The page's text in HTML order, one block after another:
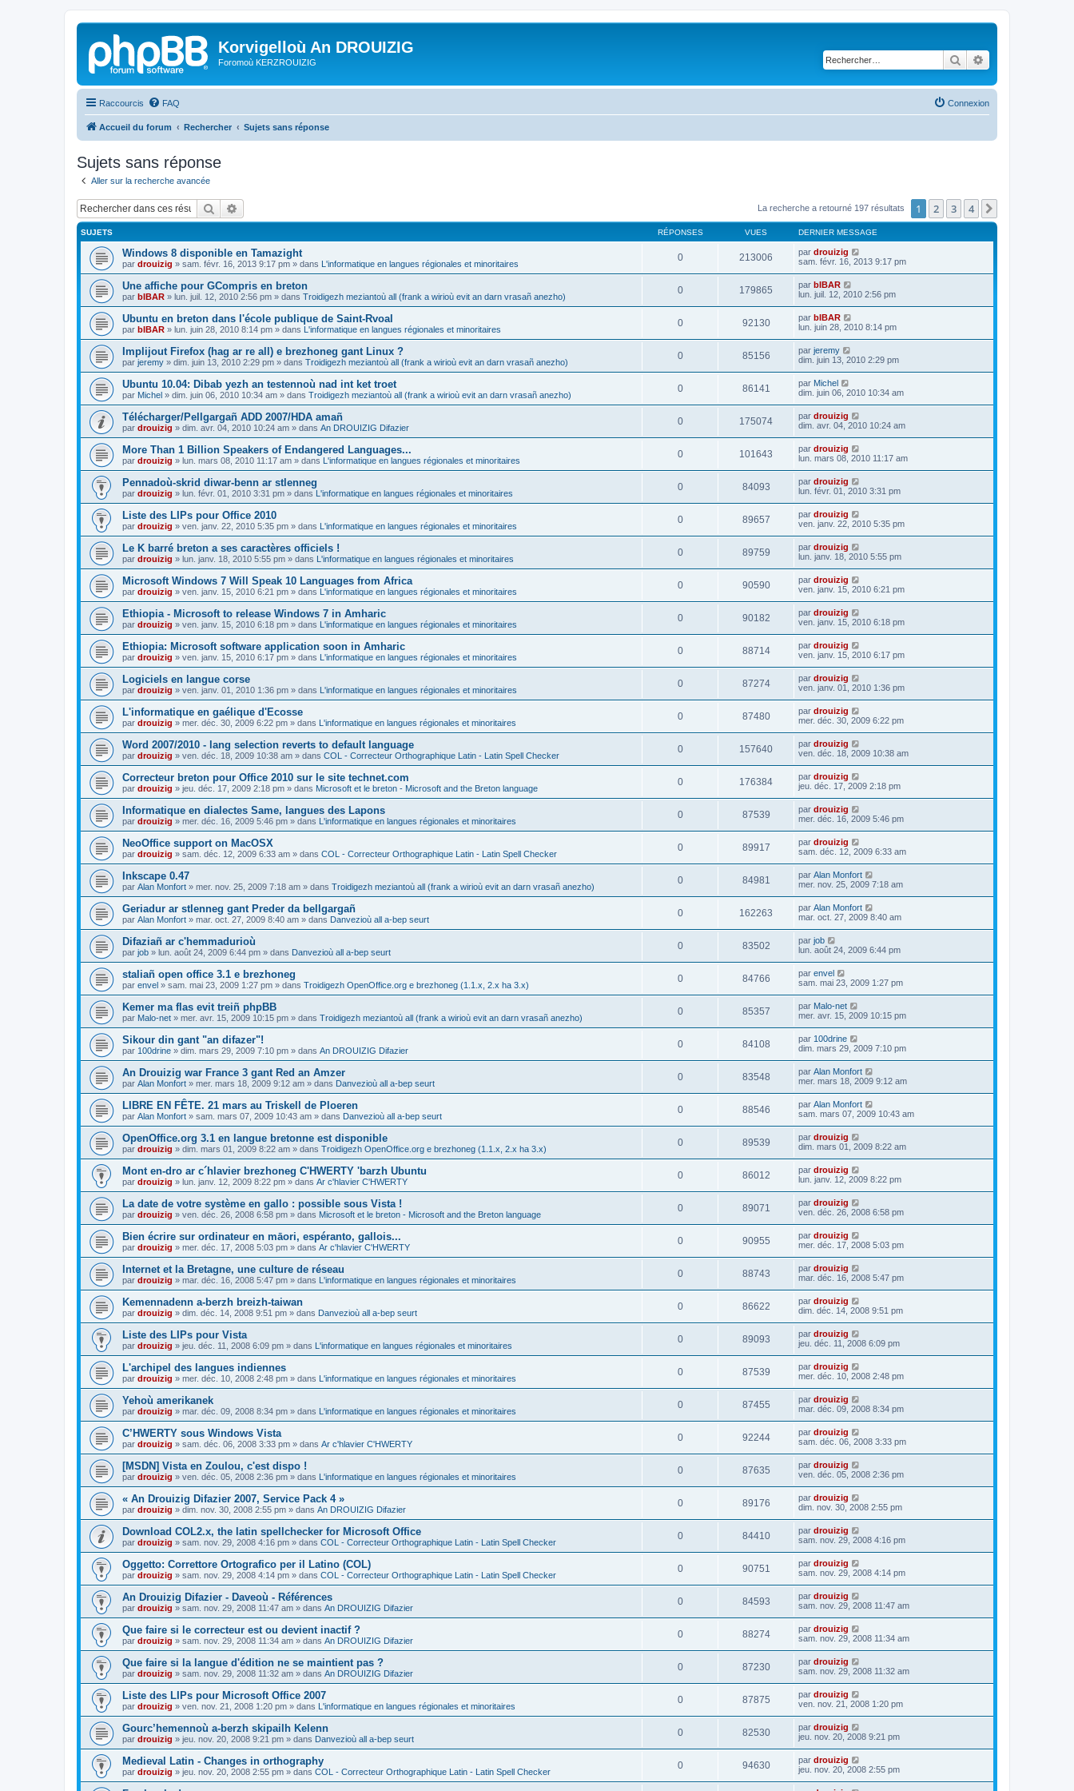
Korvigelloù An DROUIZIG
Foromoù KERZROUIZIG Rechercher
Raccourcis FAQ Connexion
Accueil du forum Rechercher Sujets sans réponse
Sujets sans réponse
Aller sur la recherche avancée
Rechercher La recherche a retourné 197 résultats 1 2 3 4
SUJETS RÉPONSES VUES DERNIER MESSAGE
Windows 8 disponible en Tamazight
par drouizig » sam. févr. 16, 2013 9:17 pm » dans L'informatique en langues régionales et minoritaires
0 213006 par drouizig
sam. févr. 16, 2013 9:17 pm
Une affiche pour GCompris en breton
par bIBAR » lun. juil. 12, 2010 2:56 pm » dans Troidigezh meziantoù all (frank a wirioù evit an darn vrasañ anezho)
0 179865 par bIBAR
lun. juil. 12, 2010 2:56 pm
Ubuntu en breton dans l'école publique de Saint-Rvoal
par bIBAR » lun. juin 28, 2010 8:14 pm » dans L'informatique en langues régionales et minoritaires
0 92130 par bIBAR
lun. juin 28, 2010 8:14 pm
Implijout Firefox (hag ar re all) e brezhoneg gant Linux ?
par jeremy » dim. juin 13, 2010 2:29 pm » dans Troidigezh meziantoù all (frank a wirioù evit an darn vrasañ anezho)
0 85156 par jeremy
dim. juin 13, 2010 2:29 pm
Ubuntu 10.04: Dibab yezh an testennoù nad int ket troet
par Michel » dim. juin 06, 2010 10:34 am » dans Troidigezh meziantoù all (frank a wirioù evit an darn vrasañ anezho)
0 86141 par Michel
dim. juin 06, 2010 10:34 am
Télécharger/Pellgargañ ADD 2007/HDA amañ
par drouizig » dim. avr. 04, 2010 10:24 am » dans An DROUIZIG Difazier
0 175074 par drouizig
dim. avr. 04, 2010 10:24 am
More Than 1 Billion Speakers of Endangered Languages...
par drouizig » lun. mars 08, 2010 11:17 am » dans L'informatique en langues régionales et minoritaires
0 101643 par drouizig
lun. mars 08, 2010 11:17 am
Pennadoù-skrid diwar-benn ar stlenneg
par drouizig » lun. févr. 01, 2010 3:31 pm » dans L'informatique en langues régionales et minoritaires
0 84093 par drouizig
lun. févr. 01, 2010 3:31 pm
Liste des LIPs pour Office 2010
par drouizig » ven. janv. 22, 2010 5:35 pm » dans L'informatique en langues régionales et minoritaires
0 89657 par drouizig
ven. janv. 22, 2010 5:35 pm
Le K barré breton a ses caractères officiels !
par drouizig » lun. janv. 18, 2010 5:55 pm » dans L'informatique en langues régionales et minoritaires
0 89759 par drouizig
lun. janv. 18, 2010 5:55 pm
Microsoft Windows 7 Will Speak 10 Languages from Africa
par drouizig » ven. janv. 15, 2010 6:21 pm » dans L'informatique en langues régionales et minoritaires
0 90590 par drouizig
ven. janv. 15, 2010 6:21 pm
Ethiopia - Microsoft to release Windows 7 in Amharic
par drouizig » ven. janv. 15, 2010 6:18 pm » dans L'informatique en langues régionales et minoritaires
0 90182 par drouizig
ven. janv. 15, 2010 6:18 pm
Ethiopia: Microsoft software application soon in Amharic
par drouizig » ven. janv. 15, 2010 6:17 pm » dans L'informatique en langues régionales et minoritaires
0 88714 par drouizig
ven. janv. 15, 2010 6:17 pm
Logiciels en langue corse
par drouizig » ven. janv. 01, 2010 1:36 pm » dans L'informatique en langues régionales et minoritaires
0 87274 par drouizig
ven. janv. 01, 2010 1:36 pm
L'informatique en gaélique d'Ecosse
par drouizig » mer. déc. 30, 2009 6:22 pm » dans L'informatique en langues régionales et minoritaires
0 87480 par drouizig
mer. déc. 30, 2009 6:22 pm
Word 2007/2010 - lang selection reverts to default language
par drouizig » ven. déc. 18, 2009 10:38 am » dans COL - Correcteur Orthographique Latin - Latin Spell Checker
0 157640 par drouizig
ven. déc. 18, 2009 10:38 am
Correcteur breton pour Office 2010 sur le site technet.com
par drouizig » jeu. déc. 17, 2009 2:18 pm » dans Microsoft et le breton - Microsoft and the Breton language
0 176384 par drouizig
jeu. déc. 17, 2009 2:18 pm
Informatique en dialectes Same, langues des Lapons
par drouizig » mer. déc. 16, 2009 5:46 pm » dans L'informatique en langues régionales et minoritaires
0 87539 par drouizig
mer. déc. 16, 2009 5:46 pm
NeoOffice support on MacOSX
par drouizig » sam. déc. 12, 2009 6:33 am » dans COL - Correcteur Orthographique Latin - Latin Spell Checker
0 89917 par drouizig
sam. déc. 12, 2009 6:33 am
Inkscape 0.47
par Alan Monfort » mer. nov. 25, 2009 7:18 am » dans Troidigezh meziantoù all (frank a wirioù evit an darn vrasañ anezho)
0 84981 par Alan Monfort
mer. nov. 25, 2009 7:18 am
Geriadur ar stlenneg gant Preder da bellgargañ
par Alan Monfort » mar. oct. 27, 2009 8:40 am » dans Danvezioù all a-bep seurt
0 162263 par Alan Monfort
mar. oct. 27, 2009 8:40 am
Difaziañ ar c'hemmadurioù
par job » lun. août 24, 2009 6:44 pm » dans Danvezioù all a-bep seurt
0 83502 par job
lun. août 24, 2009 6:44 pm
staliañ open office 3.1 e brezhoneg
par envel » sam. mai 23, 2009 1:27 pm » dans Troidigezh OpenOffice.org e brezhoneg (1.1.x, 2.x ha 3.x)
0 84766 par envel
sam. mai 23, 2009 1:27 pm
Kemer ma flas evit treiñ phpBB
par Malo-net » mer. avr. 15, 2009 10:15 pm » dans Troidigezh meziantoù all (frank a wirioù evit an darn vrasañ anezho)
0 85357 par Malo-net
mer. avr. 15, 2009 10:15 pm
Sikour din gant "an difazer"!
par 100drine » dim. mars 29, 2009 7:10 pm » dans An DROUIZIG Difazier
0 84108 par 100drine
dim. mars 29, 2009 7:10 pm
An Drouizig war France 3 gant Red an Amzer
par Alan Monfort » mer. mars 18, 2009 9:12 am » dans Danvezioù all a-bep seurt
0 83548 par Alan Monfort
mer. mars 18, 2009 9:12 am
LIBRE EN FÊTE. 21 mars au Triskell de Ploeren
par Alan Monfort » sam. mars 07, 2009 10:43 am » dans Danvezioù all a-bep seurt
0 88546 par Alan Monfort
sam. mars 07, 2009 10:43 am
OpenOffice.org 3.1 en langue bretonne est disponible
par drouizig » dim. mars 01, 2009 8:22 am » dans Troidigezh OpenOffice.org e brezhoneg (1.1.x, 2.x ha 3.x)
0 89539 par drouizig
dim. mars 01, 2009 8:22 am
Mont en-dro ar c´hlavier brezhoneg C'HWERTY 'barzh Ubuntu
par drouizig » lun. janv. 12, 2009 8:22 pm » dans Ar c'hlavier C'HWERTY
0 86012 par drouizig
lun. janv. 12, 2009 8:22 pm
La date de votre système en gallo : possible sous Vista !
par drouizig » ven. déc. 26, 2008 6:58 pm » dans Microsoft et le breton - Microsoft and the Breton language
0 89071 par drouizig
ven. déc. 26, 2008 6:58 pm
Bien écrire sur ordinateur en māori, espéranto, gallois...
par drouizig » mer. déc. 17, 2008 5:03 pm » dans Ar c'hlavier C'HWERTY
0 90955 par drouizig
mer. déc. 17, 2008 5:03 pm
Internet et la Bretagne, une culture de réseau
par drouizig » mar. déc. 16, 2008 5:47 pm » dans L'informatique en langues régionales et minoritaires
0 88743 par drouizig
mar. déc. 16, 2008 5:47 pm
Kemennadenn a-berzh breizh-taiwan
par drouizig » dim. déc. 14, 2008 9:51 pm » dans Danvezioù all a-bep seurt
0 86622 par drouizig
dim. déc. 14, 2008 9:51 pm
Liste des LIPs pour Vista
par drouizig » jeu. déc. 11, 2008 6:09 pm » dans L'informatique en langues régionales et minoritaires
0 89093 par drouizig
jeu. déc. 11, 2008 6:09 pm
L'archipel des langues indiennes
par drouizig » mer. déc. 10, 2008 2:48 pm » dans L'informatique en langues régionales et minoritaires
0 87539 par drouizig
mer. déc. 10, 2008 2:48 pm
Yehoù amerikanek
par drouizig » mar. déc. 09, 2008 8:34 pm » dans L'informatique en langues régionales et minoritaires
0 87455 par drouizig
mar. déc. 09, 2008 8:34 pm
C’HWERTY sous Windows Vista
par drouizig » sam. déc. 06, 2008 3:33 pm » dans Ar c'hlavier C'HWERTY
0 92244 par drouizig
sam. déc. 06, 2008 3:33 pm
[MSDN] Vista en Zoulou, c'est dispo !
par drouizig » ven. déc. 05, 2008 2:36 pm » dans L'informatique en langues régionales et minoritaires
0 87635 par drouizig
ven. déc. 05, 2008 2:36 pm
« An Drouizig Difazier 2007, Service Pack 4 »
par drouizig » dim. nov. 30, 2008 2:55 pm » dans An DROUIZIG Difazier
0 89176 par drouizig
dim. nov. 30, 2008 2:55 pm
Download COL2.x, the latin spellchecker for Microsoft Office
par drouizig » sam. nov. 29, 2008 4:16 pm » dans COL - Correcteur Orthographique Latin - Latin Spell Checker
0 84410 par drouizig
sam. nov. 29, 2008 4:16 pm
Oggetto: Correttore Ortografico per il Latino (COL)
par drouizig » sam. nov. 29, 2008 4:14 pm » dans COL - Correcteur Orthographique Latin - Latin Spell Checker
0 90751 par drouizig
sam. nov. 29, 2008 4:14 pm
An Drouizig Difazier - Daveoù - Références
par drouizig » sam. nov. 29, 2008 11:47 am » dans An DROUIZIG Difazier
0 84593 par drouizig
sam. nov. 29, 2008 11:47 am
Que faire si le correcteur est ou devient inactif ?
par drouizig » sam. nov. 29, 2008 11:34 am » dans An DROUIZIG Difazier
0 88274 par drouizig
sam. nov. 29, 2008 11:34 am
Que faire si la langue d'édition ne se maintient pas ?
par drouizig » sam. nov. 29, 2008 11:32 am » dans An DROUIZIG Difazier
0 87230 par drouizig
sam. nov. 29, 2008 11:32 am
Liste des LIPs pour Microsoft Office 2007
par drouizig » ven. nov. 21, 2008 1:20 pm » dans L'informatique en langues régionales et minoritaires
0 87875 par drouizig
ven. nov. 21, 2008 1:20 pm
Gourc’hemennoù a-berzh skipailh Kelenn
par drouizig » jeu. nov. 20, 2008 9:21 pm » dans Danvezioù all a-bep seurt
0 82530 par drouizig
jeu. nov. 20, 2008 9:21 pm
Medieval Latin - Changes in orthography
par drouizig » jeu. nov. 20, 2008 2:55 pm » dans COL - Correcteur Orthographique Latin - Latin Spell Checker
0 94630 par drouizig
jeu. nov. 20, 2008 2:55 pm